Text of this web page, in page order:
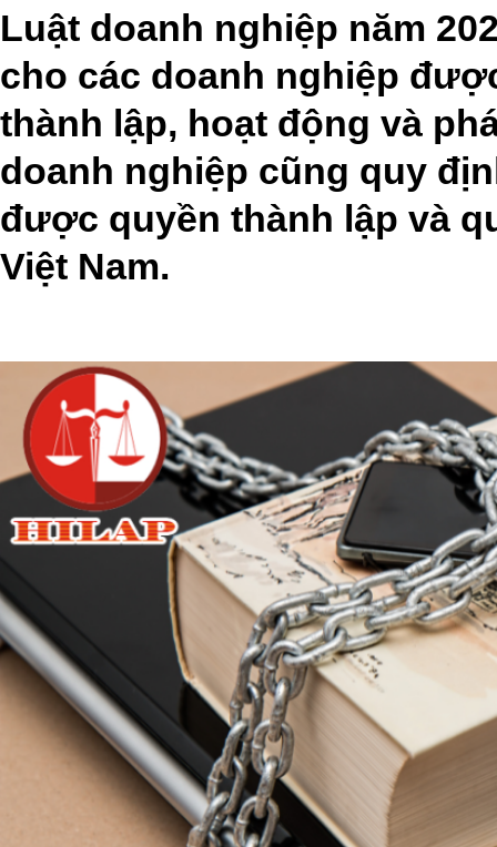
Luật doanh nghiệp năm
cho các doanh nghiệp
thành lập, hoạt động và
doanh nghiệp cũng quy
được quyền thành lập và
Việt Nam.